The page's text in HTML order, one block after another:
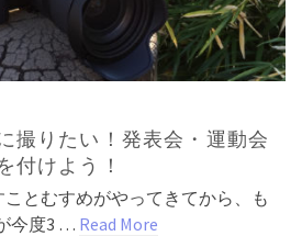
撮りたい！発表会・運動会
付けよう！
とむすめがやってきてから、も
今度3 … Read More